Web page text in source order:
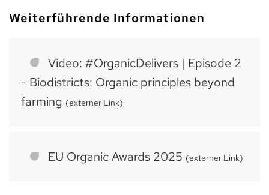
Weiterführende Informationen
Video: #OrganicDelivers | Episode 2
- Biodistricts: Organic principles beyond
farming (externer Link)
EU Organic Awards 2025 (externer Link)